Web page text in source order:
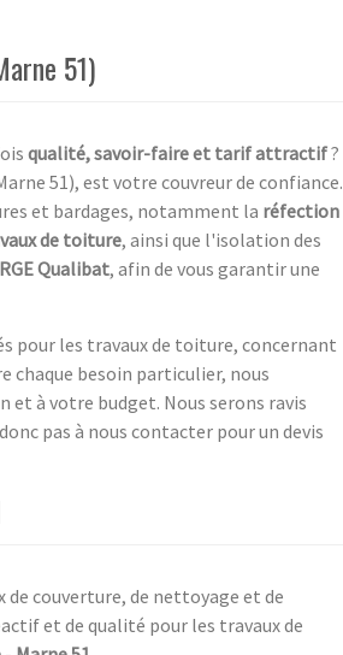
51)
qualité, savoir-faire et tarif attractif?
51), est votre couvreur de confiance.
et bardages, notamment la réfection
de toiture, ainsi que l'isolation des
RGE Qualibat, afin de vous garantir une
pour les travaux de toiture, concernant
chaque besoin particulier, nous
à votre budget. Nous serons ravis
pas à nous contacter pour un devis
de couverture, de nettoyage et de
et de qualité pour les travaux de